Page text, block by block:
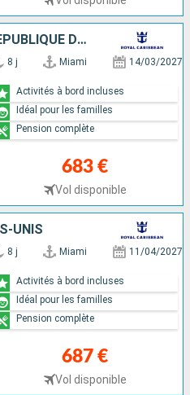
ÉTATS-UNIS, BAHAMAS, RÉPUBLIQUE DOMINICAINE, CAÏMANS (ÎLES)
8 j Miami 14/03/2027
683 €
Vol disponible
Activités à bord incluses
Idéal pour les familles
Pension complète
UNIS
8 j Miami 11/04/2027
687 €
Vol disponible
Activités à bord incluses
Idéal pour les familles
Pension complète